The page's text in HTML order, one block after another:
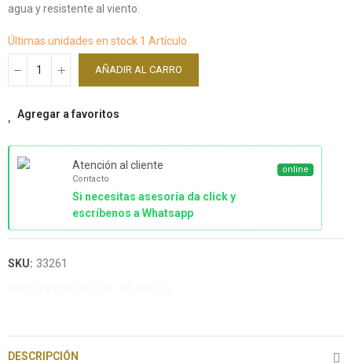
agua y resistente al viento.
Últimas unidades en stock 1 Artículo
AÑADIR AL CARRO
Agregar a favoritos
Atención al cliente
Contacto
Si necesitas asesoría da click y
escríbenos a Whatsapp
online
SKU: 33261
DESCRIPCIÓN